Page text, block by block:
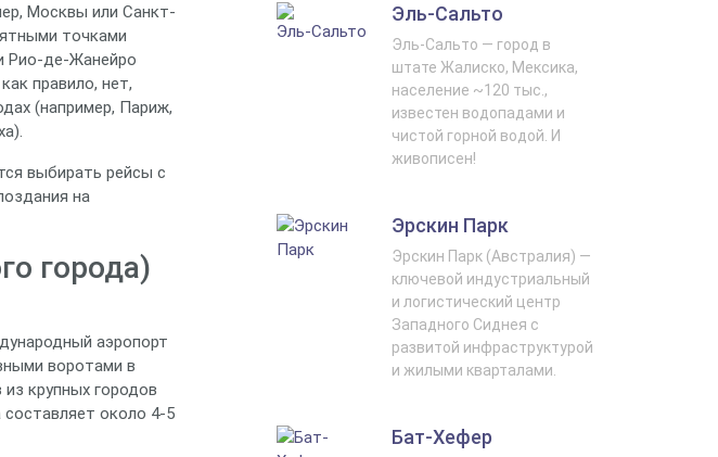
Москвы или Санкт-
точками
Рио-де-Жанейро
правило, нет,
(например, Париж,
выбирать рейсы с
на
города)
аэропорт
воротами в
крупных городов
около 4-5
Эль‑Сальто
Эль-Сальто — город в
штате Жалиско, Мексика,
население ~120 тыс.,
известен водопадами и
чистой горной водой. И
живописен!
Эрскин Парк
Эрскин Парк (Австралия) —
ключевой индустриальный
и логистический центр
Западного Сиднея с
развитой инфраструктурой
и жилыми кварталами.
Бат-Хефер